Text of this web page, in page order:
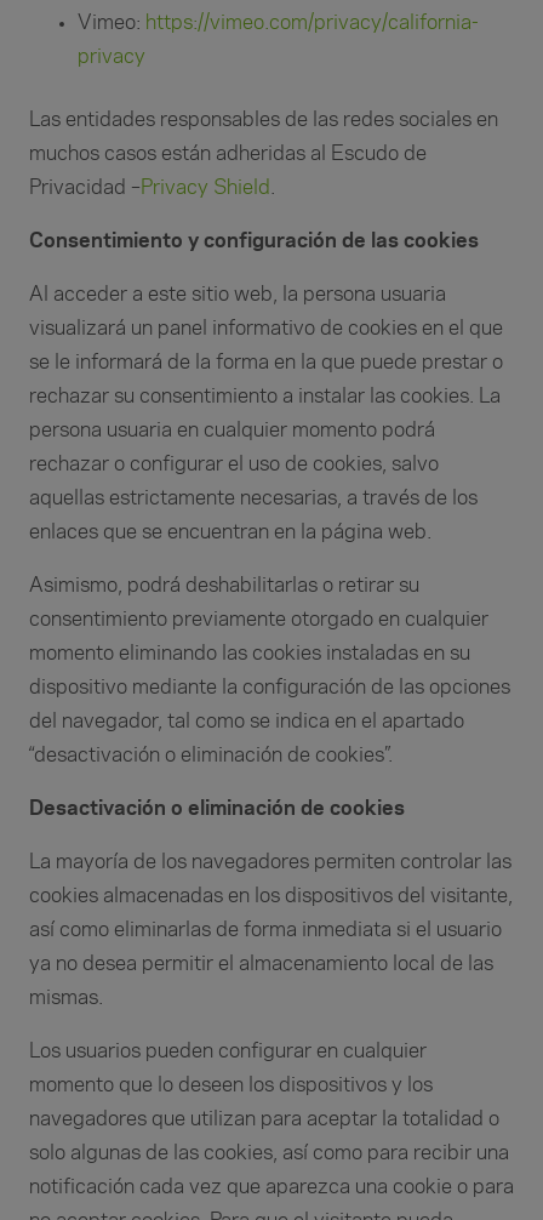
Vimeo: https://vimeo.com/privacy/california-
privacy
Las entidades responsables de las redes sociales en
muchos casos están adheridas al Escudo de
Privacidad –Privacy Shield
Consentimiento y configuración de las cookies
Al acceder a este sitio web, la persona usuaria
visualizará un panel informativo de cookies en el que
se le informará de la forma en la que puede prestar o
rechazar su consentimiento a instalar las cookies. La
persona usuaria en cualquier momento podrá
rechazar o configurar el uso de cookies, salvo
aquellas estrictamente necesarias, a través de los
enlaces que se encuentran en la página web.
Asimismo, podrá deshabilitarlas o retirar su
consentimiento previamente otorgado en cualquier
momento eliminando las cookies instaladas en su
dispositivo mediante la configuración de las opciones
del navegador, tal como se indica en el apartado
“desactivación o eliminación de cookies”.
Desactivación o eliminación de cookies
La mayoría de los navegadores permiten controlar las
cookies almacenadas en los dispositivos del visitante,
así como eliminarlas de forma inmediata si el usuario
ya no desea permitir el almacenamiento local de las
mismas.
Los usuarios pueden configurar en cualquier
momento que lo deseen los dispositivos y los
navegadores que utilizan para aceptar la totalidad o
solo algunas de las cookies, así como para recibir una
notificación cada vez que aparezca una cookie o para